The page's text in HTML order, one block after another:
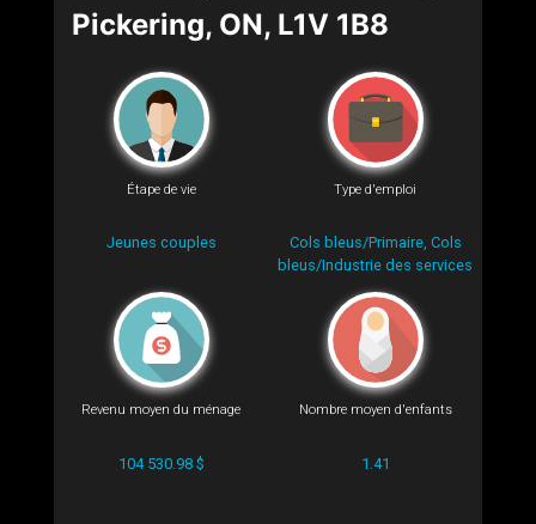
Pickering, ON, L1V 1B8
Étape de vie
Jeunes couples
Type d'emploi
Cols bleus/Primaire, Cols
bleus/Industrie des services
Revenu moyen du ménage
104 530.98 $
Nombre moyen d'enfants
1.41